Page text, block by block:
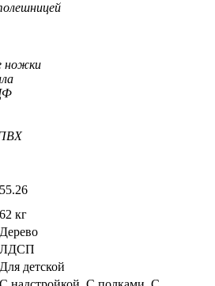
ножки
55.26
62 кг
Дерево
ЛДСП
Для детской